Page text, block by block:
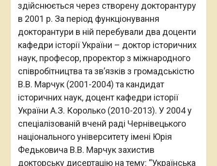
здійснюється через створену докторантуру
в 2001 р. За період функціонування
докторантури в ній перебували два доценти
кафедри історії України – доктор історичних
наук, професор, проректор з міжнародного
співробітництва та зв’язків з громадськістю
В.В. Марчук (2001-2004) та кандидат
історичних наук, доцент кафедри історії
України А.З. Королько (2010-2013). У 2004 у
спеціалізованій вченй раді Чернівецького
національного університету імені Юрія
Федьковича В.В. Марчук захистив
докторську дисертацію на тему: “Українська